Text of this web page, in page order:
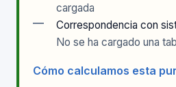
cargada
— Correspondencia con
No se ha cargado una
Cómo calculamos esta